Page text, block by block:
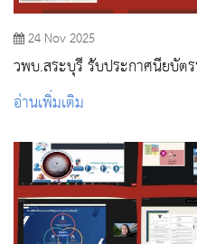
24 Nov 2025
วพบ.สระบุรี รับประกาศนียบัต
Thailand Cybersecurity
อ่านเพิ่มเติม